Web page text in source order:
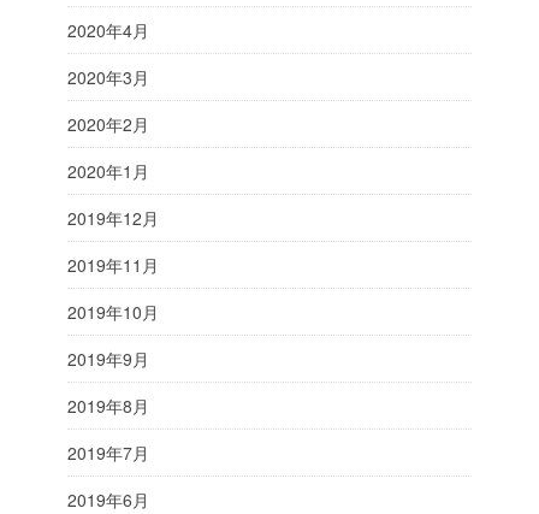
2020年4月
2020年3月
2020年2月
2020年1月
2019年12月
2019年11月
2019年10月
2019年9月
2019年8月
2019年7月
2019年6月